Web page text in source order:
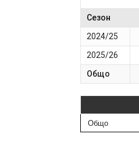
Сезон
2024/25
2025/26
Общо
Общо